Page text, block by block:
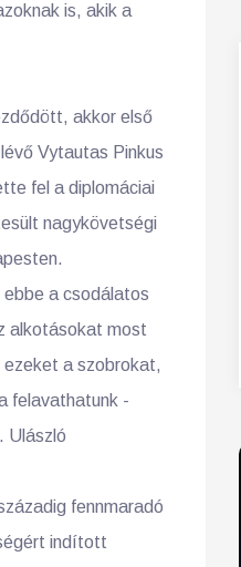
is, akik a
akkor első
Vytautas Pinkus
fel a diplomáciai
nagykövetségi
a csodálatos
alkotásokat most
a szobrokat,
felavathatunk -
Ulászló
fennmaradó
indított